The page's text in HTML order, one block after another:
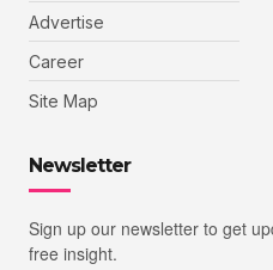
Advertise
Career
Site Map
Newsletter
Sign up our newsletter to get
free insight.